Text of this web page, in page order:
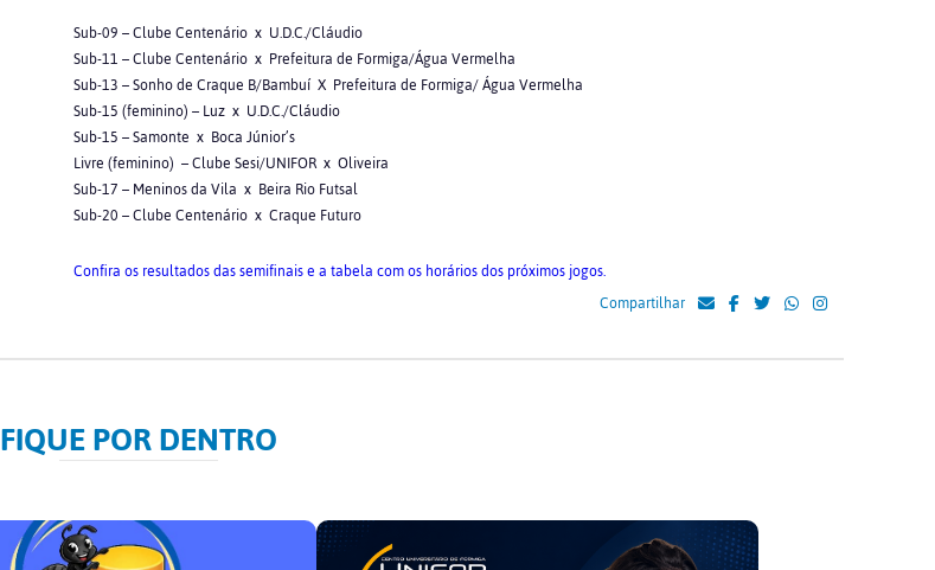
Sub-09 – Clube Centenário x U.D.C./Cláudio
Sub-11 – Clube Centenário x Prefeitura de Formiga/Água Vermelha
Sub-13 – Sonho de Craque B/Bambuí X Prefeitura de Formiga/ Água Vermelha
Sub-15 (feminino) – Luz x U.D.C./Cláudio
Sub-15 – Samonte x Boca Júnior’s
Livre (feminino) – Clube Sesi/UNIFOR x Oliveira
Sub-17 – Meninos da Vila x Beira Rio Futsal
Sub-20 – Clube Centenário x Craque Futuro
Confira os resultados das semifinais e a tabela com os horários dos próximos jogos.
Compartilhar
FIQUE POR DENTRO